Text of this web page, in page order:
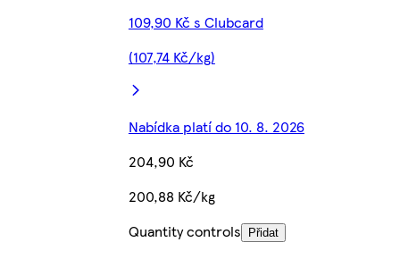
109,90 Kč s Clubcard
(107,74 Kč/kg)
Nabídka platí do 10. 8. 2026
204,90 Kč
200,88 Kč/kg
Quantity controls
Přidat